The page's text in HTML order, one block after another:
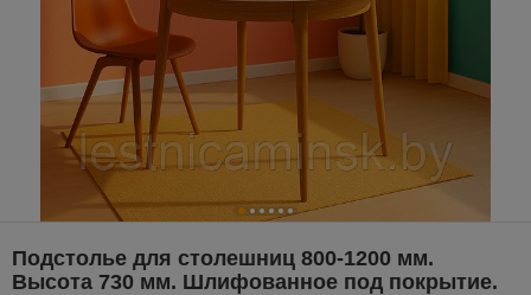
Подстолье для столешниц 800-1200 мм.
Высота 730 мм. Шлифованное под покрытие.